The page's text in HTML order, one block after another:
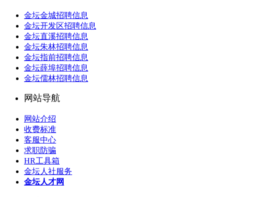
金坛金城招聘信息
金坛开发区招聘信息
金坛直溪招聘信息
金坛朱林招聘信息
金坛指前招聘信息
金坛薛埠招聘信息
金坛儒林招聘信息
网站导航
网站介绍
收费标准
客服中心
求职防骗
HR工具箱
金坛人社服务
金坛人才网